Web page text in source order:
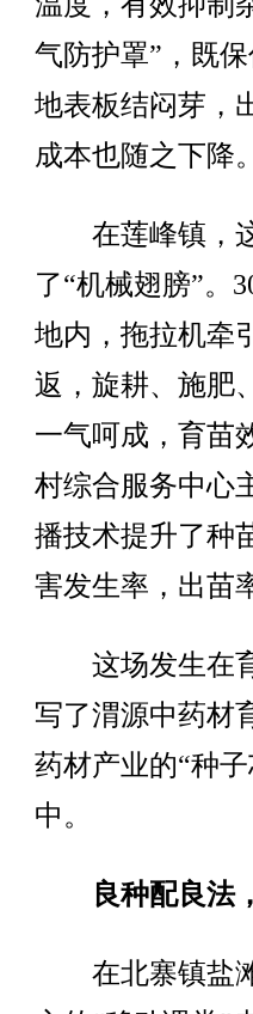
气防护罩”，既
地表板结闷芽，
成本也随之下降。
在莲峰镇，这
了“机械翅膀”。
地内，拖拉机牵
返，旋耕、施肥
一气呵成，育苗
村综合服务中心
播技术提升了种
害发生率，出苗
这场发生在育
写了渭源中药材
药材产业的“种
中。
良种配良法
在北寨镇盐滩